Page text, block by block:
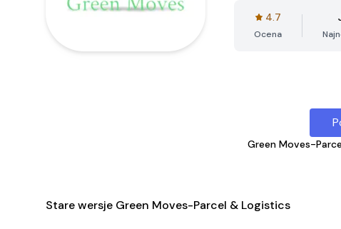
4.7
Ocena
Green Moves-
Stare wersje Green Moves-Parcel & Logistics